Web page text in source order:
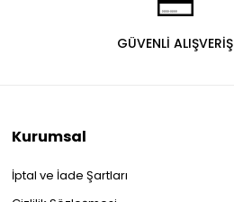
GÜVENLİ ALIŞVERİŞ
Kurumsal
İptal ve İade Şartları